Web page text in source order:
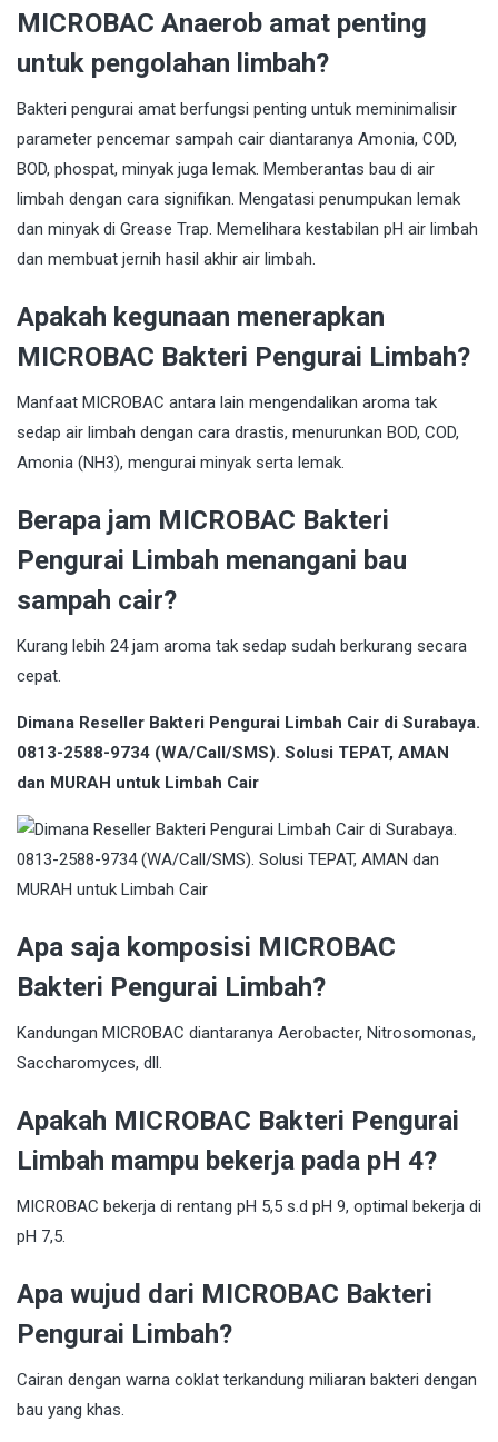
MICROBAC Anaerob amat penting
untuk pengolahan limbah?
Bakteri pengurai amat berfungsi penting untuk meminimalisir
parameter pencemar sampah cair diantaranya Amonia, COD,
BOD, phospat, minyak juga lemak. Memberantas bau di air
limbah dengan cara signifikan. Mengatasi penumpukan lemak
dan minyak di Grease Trap. Memelihara kestabilan pH air limbah
dan membuat jernih hasil akhir air limbah.
Apakah kegunaan menerapkan
MICROBAC Bakteri Pengurai Limbah?
Manfaat MICROBAC antara lain mengendalikan aroma tak
sedap air limbah dengan cara drastis, menurunkan BOD, COD,
Amonia (NH3), mengurai minyak serta lemak.
Berapa jam MICROBAC Bakteri
Pengurai Limbah menangani bau
sampah cair?
Kurang lebih 24 jam aroma tak sedap sudah berkurang secara
cepat.
Dimana Reseller Bakteri Pengurai Limbah Cair di Surabaya.
0813-2588-9734 (WA/Call/SMS). Solusi TEPAT, AMAN
dan MURAH untuk Limbah Cair
Apa saja komposisi MICROBAC
Bakteri Pengurai Limbah?
Kandungan MICROBAC diantaranya Aerobacter, Nitrosomonas,
Saccharomyces, dll.
Apakah MICROBAC Bakteri Pengurai
Limbah mampu bekerja pada pH 4?
MICROBAC bekerja di rentang pH 5,5 s.d pH 9, optimal bekerja di
pH 7,5.
Apa wujud dari MICROBAC Bakteri
Pengurai Limbah?
Cairan dengan warna coklat terkandung miliaran bakteri dengan
bau yang khas.